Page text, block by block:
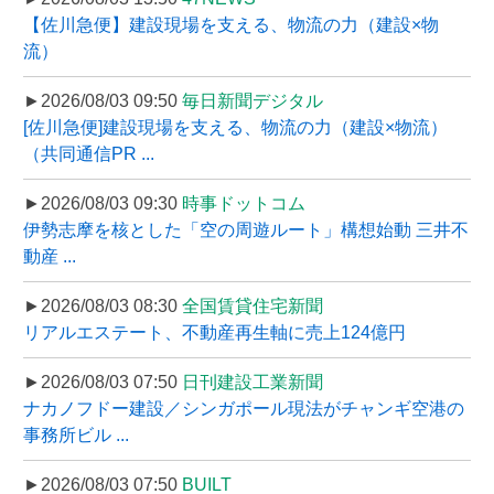
【佐川急便】建設現場を支える、物流の力（建設×物
流）
►2026/08/03 09:50 毎日新聞デジタル
[佐川急便]建設現場を支える、物流の力（建設×物流）
（共同通信PR ...
►2026/08/03 09:30 時事ドットコム
伊勢志摩を核とした「空の周遊ルート」構想始動 三井不
動産 ...
►2026/08/03 08:30 全国賃貸住宅新聞
リアルエステート、不動産再生軸に売上124億円
►2026/08/03 07:50 日刊建設工業新聞
ナカノフドー建設／シンガポール現法がチャンギ空港の
事務所ビル ...
►2026/08/03 07:50 BUILT